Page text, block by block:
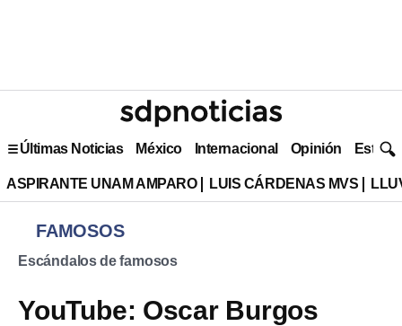
Últimas Noticias México Internacional Opinión Estilo
ASPIRANTE UNAM AMPARO LUIS CÁRDENAS MVS
FAMOSOS
Escándalos de famosos
YouTube: Oscar Burgos